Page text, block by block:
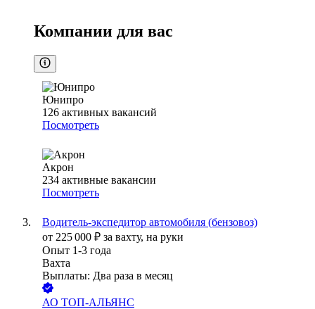
Компании для вас
Юнипро
126 активных вакансий
Посмотреть
Акрон
234 активные вакансии
Посмотреть
Водитель-экспедитор автомобиля (бензовоз)
от 225 000 ₽ за вахту, на руки
Опыт 1-3 года
Вахта
Выплаты: Два раза в месяц
АО ТОП-АЛЬЯНС